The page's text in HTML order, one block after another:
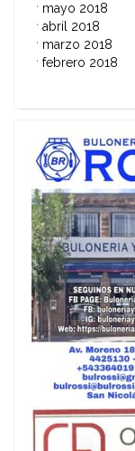
mayo 2018
abril 2018
marzo 2018
febrero 2018